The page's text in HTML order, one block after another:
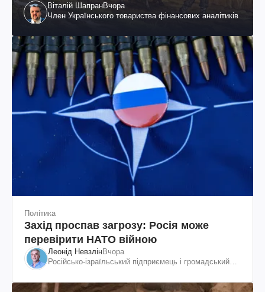
Віталій ШапранВчора
Член Українського товариства фінансових аналітиків
Політика
Захід проспав загрозу: Росія може
перевірити НАТО війною
Леонід НевзлінВчора
Російсько-ізраїльський підприємець і громадський